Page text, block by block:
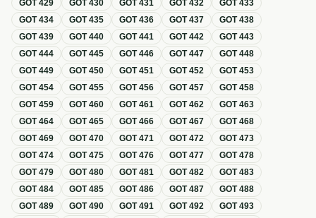
GOT 429 GOT 430 GOT 431 GOT 432 GOT 433
GOT434 GOT435 GOT436 GOT437 GOT438
GOT439 GOT440 GOT441 GOT442 GOT443
GOT444 GOT445 GOT446 GOT447 GOT448
GOT449 GOT450 GOT451 GOT452 GOT453
GOT454 GOT455 GOT456 GOT457 GOT458
GOT459 GOT460 GOT461 GOT462 GOT463
GOT464 GOT465 GOT466 GOT467 GOT468
GOT469 GOT470 GOT471 GOT472 GOT473
GOT474 GOT475 GOT476 GOT477 GOT478
GOT479 GOT480 GOT481 GOT482 GOT483
GOT484 GOT485 GOT486 GOT487 GOT488
GOT489 GOT490 GOT491 GOT492 GOT493